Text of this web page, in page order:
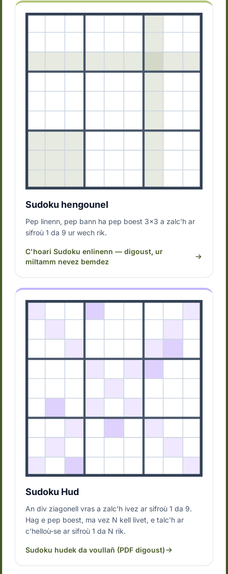
Sudoku hengounel
Pep linenn, pep bann ha pep boest 3x3 a zalc'h ar
sifroù 1 da 9 ur wech rik.
C'hoari Sudoku enlinenn — digoust, ur
miltamm nevez bemdez
Sudoku Hud
An div ziagonell vras a zalc'h ivez ar sifroù 1 da 9.
Hag e pep boest, ma vez N kell livet, e talc'h ar
c'helloù-se ar sifroù 1 da N rik.
Sudoku hudek da voullañ (PDF digoust)